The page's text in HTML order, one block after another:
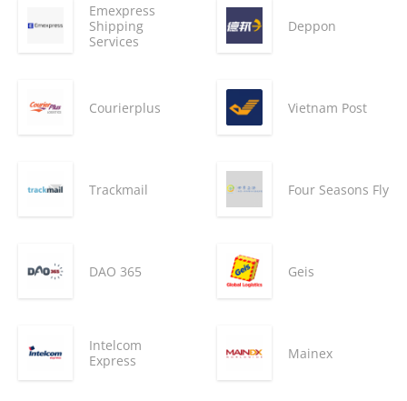
Emexpress
Shipping
Services
Deppon
Courierplus Vietnam Post
Trackmail Four Seasons Fly
DAO 365 Geis
Intelcom
Express
Mainex